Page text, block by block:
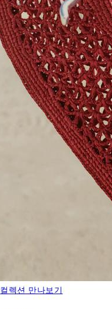
컬렉션 만나보기